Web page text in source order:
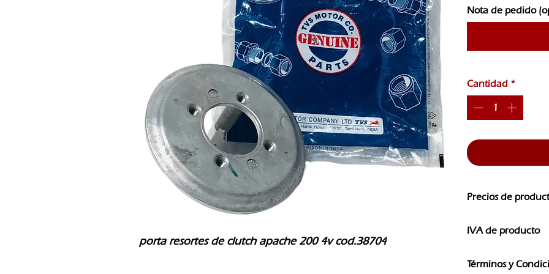
porta resortes de clutch apache 200 4v cod.38704
Nota de pedido
Cantidad *
Precios de
CAMBIOS SIN
IVA de producto
IVA
Términos y